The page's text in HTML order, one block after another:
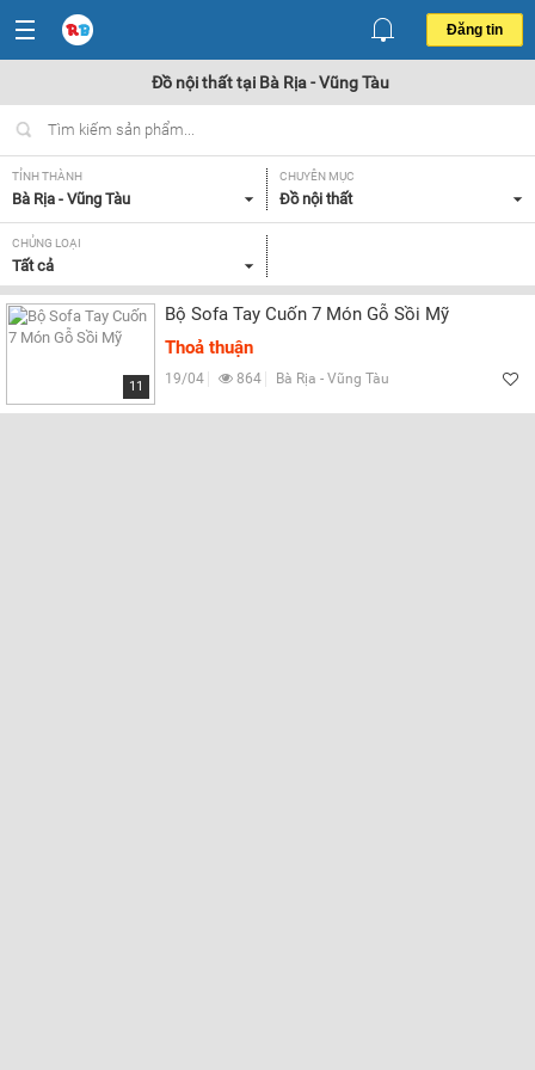
Đăng tin
Đồ nội thất tại Bà Rịa - Vũng Tàu
TỈNH THÀNH
Bà Rịa - Vũng Tàu
CHUYÊN MỤC
Đồ nội thất
CHỦNG LOẠI
Tất cả
11
Bộ Sofa Tay Cuốn 7 Món Gỗ Sồi Mỹ
Thoả thuận
19/04 864 Bà Rịa - Vũng Tàu